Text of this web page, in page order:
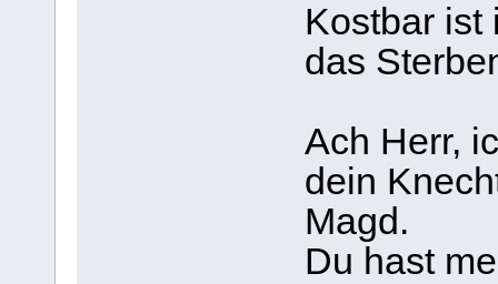
Kostbar ist
das
Ach Herr,
dein
Magd.
Du hast